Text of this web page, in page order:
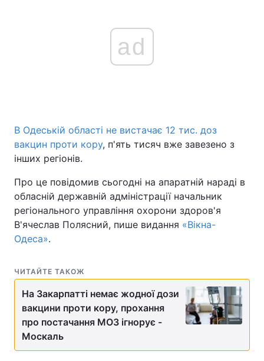
ad
В Одеській області не вистачає 12 тис. доз
вакцин проти кору, п'ять тисяч вже завезено з
інших регіонів.
Про це повідомив сьогодні на апаратній нараді в
обласній державній адміністрації начальник
регіонального управління охорони здоров'я
В'ячеслав Полясний, пише видання «Вікна-
Одеса».
ЧИТАЙТЕ ТАКОЖ
На Закарпатті немає жодної дози
вакцини проти кору, прохання
про постачання МОЗ ігнорує -
Москаль